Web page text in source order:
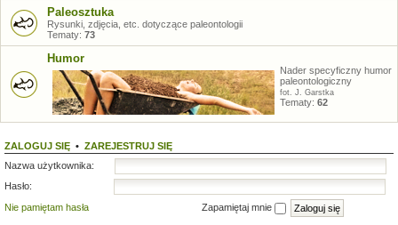
Paleosztuka
Rysunki, zdjęcia, etc. dotyczące paleontologii
Tematy: 73
Humor
Nader specyficzny humor
paleontologiczny
fot. J. Garstka
Tematy: 62
ZALOGUJ SIĘ • ZAREJESTRUJ SIĘ
Nazwa użytkownika:
Hasło:
Nie pamiętam hasła
Zapamiętaj mnie